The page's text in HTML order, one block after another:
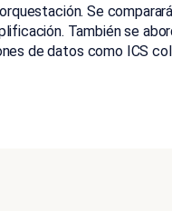
Se
También se
de datos como ICS